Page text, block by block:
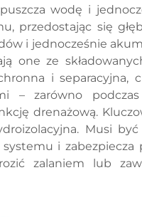
wodę i
przedostając się
i jednocześnie
one ze
i separacyjna,
– zarówno
drenażową.
Musi
i
zalaniem lub